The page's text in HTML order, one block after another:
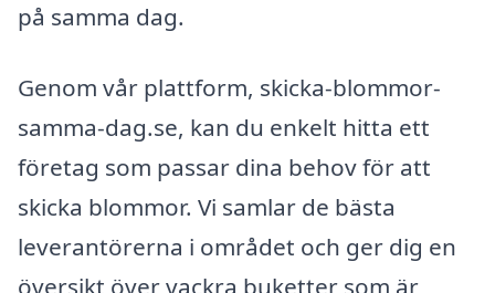
på samma dag.
Genom vår plattform, skicka-blommor-
samma-dag.se, kan du enkelt hitta ett
företag som passar dina behov för att
skicka blommor. Vi samlar de bästa
leverantörerna i området och ger dig en
översikt över vackra buketter som är